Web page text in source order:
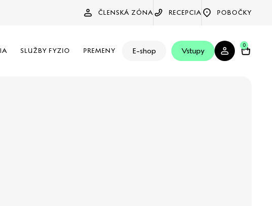
ČLENSKÁ ZÓNA RECEPCIA POBOČKY
SLUŽBY FYZIO PREMENY E-shop Vstupy
0